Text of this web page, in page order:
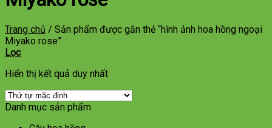
Trang chủ / Sản phẩm được gắn thẻ “hình ảnh hoa hồng ngoại
Miyako rose”
Lọc
Hiển thị kết quả duy nhất
Danh mục sản phẩm